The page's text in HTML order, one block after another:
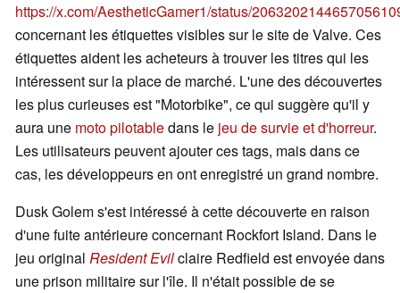
https://x.com/AestheticGamer1/status/
concernant les étiquettes visibles sur le site de Valve. Ces
étiquettes aident les acheteurs à trouver les titres qui les
intéressent sur la place de marché. L'une des découvertes
les plus curieuses est "Motorbike", ce qui suggère qu'il y
aura une moto pilotabledans le jeu de survie et d'horreur.
Les utilisateurs peuvent ajouter ces tags, mais dans ce
cas, les développeurs en ont enregistré un grand nombre.
Dusk Golem s'est intéressé à cette découverte en raison
d'une fuite antérieure concernant Rockfort Island. Dans le
jeu original Resident Evilclaire Redfield est envoyée dans
une prison militaire sur l'île. Il n'était possible de se